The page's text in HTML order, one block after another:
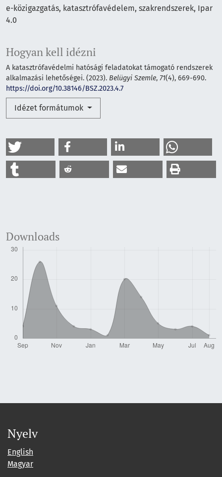
e-közigazgatás katasztrófavédelem szakrendszerek Ipar
4.0
Hogyan kell idézni
A katasztrófavédelmi hatósági feladatokat támogató rendszerek
alkalmazási lehetőségei. (2023). Belügyi Szemle, 71(4), 669-690.
https://doi.org/10.38146/BSZ.2023.4.7
Idézet formátumok
Downloads
Nyelv
English
Magyar